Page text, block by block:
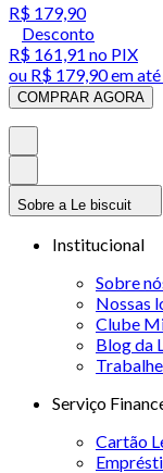
R$ 179,90
Desconto
R$ 161,91 no PIX
ou R$ 179,90em até
COMPRAR AGORA
Sobre a Le biscuit
Institucional
Sobre
Nossas
Clube
Blog da
Serviço
Cartão